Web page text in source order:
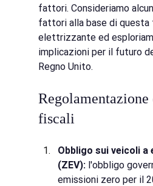
fattori. Consideriamo
fattori alla base di questa
elettrizzante ed
implicazioni per il futuro
Regno Unito.
fiscali
Obbligo sui veicoli a
(ZEV): l'obbligo
emissioni zero per il